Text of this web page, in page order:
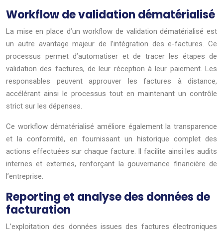
Workflow de validation dématérialisé
La mise en place d’un workflow de validation dématérialisé est
un autre avantage majeur de l’intégration des e-factures. Ce
processus permet d’automatiser et de tracer les étapes de
validation des factures, de leur réception à leur paiement. Les
responsables peuvent approuver les factures à distance,
accélérant ainsi le processus tout en maintenant un contrôle
strict sur les dépenses.
Ce workflow dématérialisé améliore également la transparence
et la conformité, en fournissant un historique complet des
actions effectuées sur chaque facture. Il facilite ainsi les audits
internes et externes, renforçant la gouvernance financière de
l’entreprise.
Reporting et analyse des données de
facturation
L’exploitation des données issues des factures électroniques